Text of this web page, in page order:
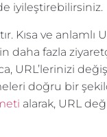
iyileştirebilirsiniz.
ve anlamlı
daha fazla
URL’lerinizi
doğru bir
alarak, URL